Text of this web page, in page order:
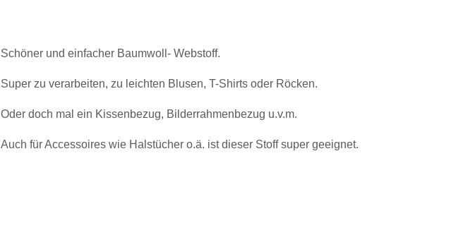
Schöner und einfacher Baumwoll- Webstoff.
Super zu verarbeiten, zu leichten Blusen, T-Shirts oder Röcken.
Oder doch mal ein Kissenbezug, Bilderrahmenbezug u.v.m.
Auch für Accessoires wie Halstücher o.ä. ist dieser Stoff super geeignet.